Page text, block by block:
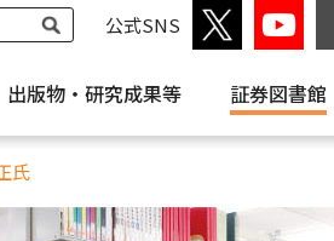
公式SNS
出版物・ 研究成果等 証券図書館
氏